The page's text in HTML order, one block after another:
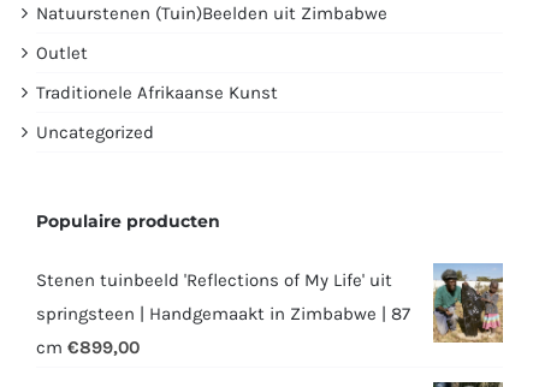
Natuurstenen (Tuin)Beelden uit Zimbabwe
Outlet
Traditionele Afrikaanse Kunst
Uncategorized
Populaire producten
Stenen tuinbeeld 'Reflections of My Life' uit
springsteen | Handgemaakt in Zimbabwe | 87
cm €899,00